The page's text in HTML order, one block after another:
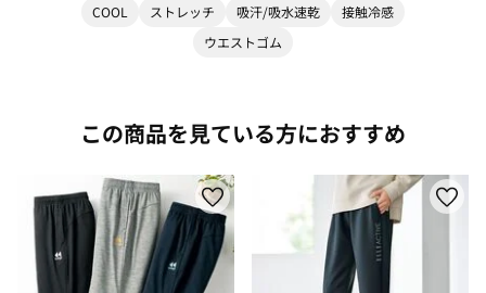
COOL ストレッチ 吸汗/吸水速乾
接触冷感
ウエストゴム
この商品を見ている方におすすめ